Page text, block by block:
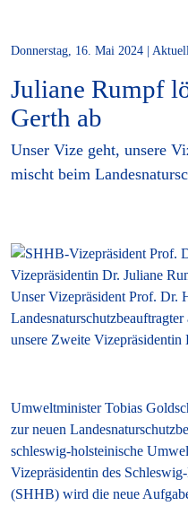
Donnerstag, 16. Mai 2024 |
Juliane Rumpf
Gerth ab
Unser Vize geht, unsere
mischt beim
Unser Vizepräsident Prof. Dr.
unsere Zweite Vizepräsidentin
Umweltminister Tobias
zur neuen
schleswig-holsteinische
Vizepräsidentin des
(SHHB) wird die neue